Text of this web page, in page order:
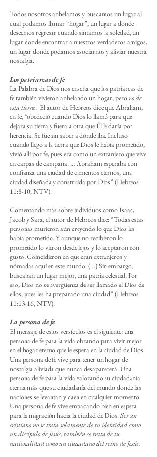
Todos nosotros anhelamos y buscamos un lugar al
cual podamos llamar “hogar”, un lugar a donde
deseemos regresar cuando sintamos la soledad, un
lugar donde encontrar a nuestros verdaderos amigos,
un lugar donde podamos asociarnos y aliviar nuestra
nostalgia.
Los patriarcas de fe
La Palabra de Dios nos enseña que los patriarcas de
fe también vivieron anhelando un hogar, perono de
esta tierra. El autor de Hebreos dice que Abraham,
en fe, “obedeció cuando Dios lo llamó para que
dejara su tierra y fuera a otra que Él le daría por
herencia. Se fue sin saber a dónde iba. Incluso
cuando llegó a la tierra que Dios le había prometido,
vivió allí por fe, pues era como un extranjero que vive
en carpas de campaña. … Abraham esperaba con
confianza una ciudad de cimientos eternos, una
ciudad diseñada y construida por Dios” (Hebreos
11:8-10, NTV).
Comentando más sobre individuos como Isaac,
Jacob y Sara, el autor de Hebreos dice: “Todas estas
personas murieron aún creyendo lo que Dios les
había prometido. Y aunque no recibieron lo
prometido lo vieron desde lejos y lo aceptaron con
gusto. Coincidieron en que eran extranjeros y
nómadas aquí en este mundo. (…) Sin embargo,
buscaban un lugar mejor, una patria celestial. Por
eso, Dios no se avergüenza de ser llamado el Dios de
ellos, pues les ha preparado una ciudad” (Hebreos
11:13-16, NTV).
La persona de fe
El mensaje de estos versículos es el siguiente: una
persona de fe pasa la vida obrando para vivir mejor
en el hogar eterno que le espera en la ciudad de Dios.
Una persona de fe vive para tener un hogar de
nostalgia aliviada que nunca desaparecerá. Una
persona de fe pasa la vida valorando su ciudadanía
eterna más que su ciudadanía del mundo donde las
naciones se levantan y caen en cualquier momento.
Una persona de fe vive empacando bien en espera
para la migración hacia la ciudad de Dios.Ser un
cristiano no se trata solamente de tu identidad como
un discípulo de Jesús; también se trata de tu
nacionalidad como un ciudadano del reino de Jesús.